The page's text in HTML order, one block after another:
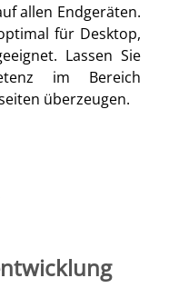
allen Endgeräten.
für Desktop,
Lassen Sie
im Bereich
überzeugen.